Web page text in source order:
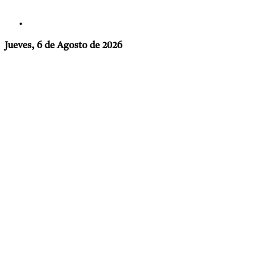
Jueves, 6 de Agosto de 2026